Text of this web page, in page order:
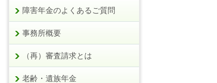
障害年金のよくあるご質問
事務所概要
（再）審査請求とは
老齢・遺族年金